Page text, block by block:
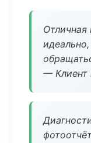
Отличная
— Клиент